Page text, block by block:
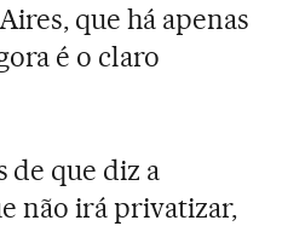
que há apenas
é o claro
de que diz a
não irá privatizar,